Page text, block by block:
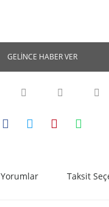
GELİNCE HABER VER
Yorumlar Taksit